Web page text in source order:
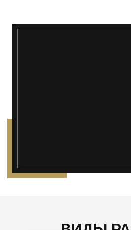
");">